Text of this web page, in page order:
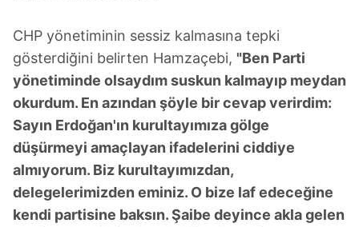
CHP yönetiminin sessiz kalmasına tepki
gösterdiğini belirten Hamzaçebi, "Ben Parti
yönetiminde olsaydım suskun kalmayıp meydan
okurdum. En azından şöyle bir cevap verirdim:
Sayın Erdoğan'ın kurultayımıza gölge
düşürmeyi amaçlayan ifadelerini ciddiye
almıyorum. Biz kurultayımızdan,
delegelerimizden eminiz. O bize laf edeceğine
kendi partisine baksın. Şaibe deyince akla gelen